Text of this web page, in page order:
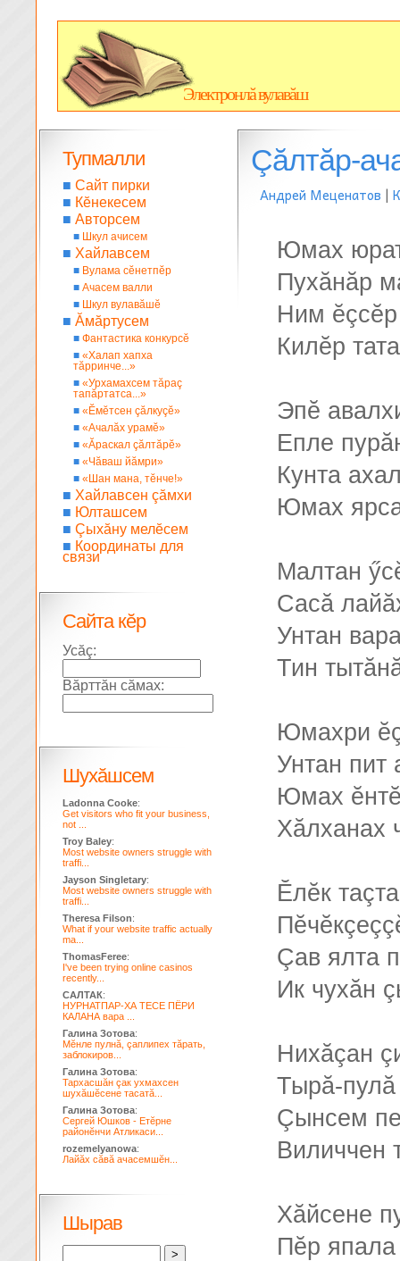
Электронлă вулавăш
Çăлтăр-
Андрей Меценатов |
Юмах
Пухăнăр
Ним
Килĕр
Эпĕ
Епле
Кунта
Юмах
Малтан
Сасă
Унтан
Тин
Юмахри
Унтан пит
Юмах
Хăлханах
Ӗлĕк
Çав ялта
Ик чухăн
Нихăçан
Тырă-
Çынсем
Виличчен
Хăйсене
Пĕр
Тупмалли
■ Сайт пирки
■ Кĕнекесем
■ Авторсем
■ Шкул ачисем
■ Хайлавсем
■ Вулама сĕнетпĕр
■ Ачасем валли
■ Шкул вулавăшĕ
■ Ăмăртусем
■ Фантастика конкурсĕ
■ «Халап хапха
тăрринче...»
■ «Урхамахсем тăраç
тапăртатса...»
■ «Ĕмĕтсен çăлкуçĕ»
■ «Ачалăх урамĕ»
■ «Ăраскал çăлтăрĕ»
■ «Чăваш йăмри»
■ «Шан мана, тĕнче!»
■ Хайлавсен çăмхи
■ Юлташсем
■ Çыхăну мелĕсем
■ Координаты для
связи
Сайта кĕр
Усăç:
Вăрттăн сăмах:
Шухăшсем
Ladonna Cooke:
Get visitors who fit your business,
not ...
Troy Baley:
Most website owners struggle with
traffi...
Jayson Singletary:
Most website owners struggle with
traffi...
Theresa Filson:
What if your website traffic actually
ma...
ThomasFeree:
I've been trying online casinos
recently...
САЛТАК:
НУРНАТПАР-ХА ТЕСЕ ПЁРИ
КАЛАНА вара ...
Галина Зотова:
Мĕнле пулнă, çаплипех тăрать,
заблокиров...
Галина Зотова:
Тархасшăн çак ухмахсен
шухăшĕсене тасатă...
Галина Зотова:
Сергей Юшков - Етĕрне
районĕнчи Атликаси...
rozemelyanowa:
Лайăх сăвă ачасемшĕн...
Шырав